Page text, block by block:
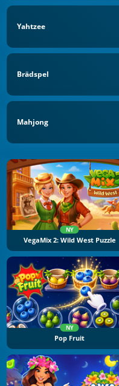
Yahtzee
Brädspel
Mahjong
NY
VegaMix 2: Wild West Puzzle
NY
Pop Fruit